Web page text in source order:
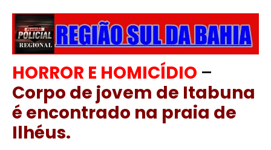
HORROR E HOMICÍDIO –
Corpo de jovem de Itabuna
é encontrado na praia de
Ilhéus.